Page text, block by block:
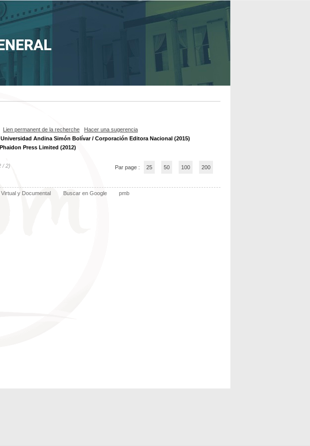
Lien permanent de la recherche
Hacer una sugerencia
Andina Simón Bolívar / Corporación Editora Nacional (2015)
Press Limited (2012)
/ 2) Par page : 25 50 100 200
Virtual y Documental Buscar en Google pmb